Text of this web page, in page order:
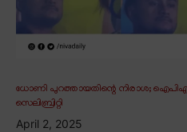
ധോണി പുറത്തായതിന്റെ നിരാശ;
സെലിബ്രിറ്റി
April 2, 2025